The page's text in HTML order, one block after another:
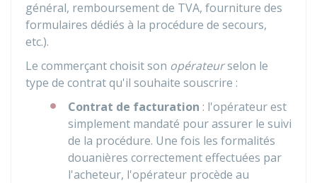
général, remboursement de TVA, fourniture des
formulaires dédiés à la procédure de secours,
etc.).
Le commerçant choisit son opérateurselon le
type de contrat qu'il souhaite souscrire :
Contrat de facturation : l'opérateur est
simplement mandaté pour assurer le suivi
de la procédure. Une fois les formalités
douanières correctement effectuées par
l'acheteur, l'opérateur procède au